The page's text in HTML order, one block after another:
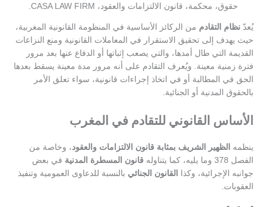
حقوق، محكمة، قانون الالتزامات والعقود، CASA LAW FIRM.
يُعدّنظام التقادممن الركائز الأساسية في المنظومة القانونية المغربية،
حيث يهدف إلى تحقيق الاستقرار في المعاملات القانونية ومنع النزاعات
القديمة التي طال أمدها، والتي يصعب إثباتها أو الدفاع عنها بعد مرور
فترة زمنية معينة. ويُعرف التقادم على أنه مرور مدة معينة يسقط بعدها
الحق في المطالبة أو في اتخاذ إجراءات قانونية، سواء تعلق الأمر
بالحقوق المدنية أو الجنائية.
الأساس القانوني للتقادم في المغرب
ينظمه الظهير الشريف بمثابة قانون الالتزامات والعقود، وخاصة من
الفصل 378 وما يليه، كما يتناوله
قانون المسطرة المدنيةفي بعض
جوانبه الإجرائية، وكذا
القانون الجنائي بالنسبة للدعاوى العمومية وتنفيذ
العقوبات.